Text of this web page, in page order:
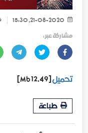
مشاركة عبر :
تحميل[12.49 Mb]
طباعة